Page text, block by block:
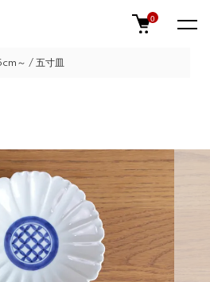
0
～ / 五寸皿